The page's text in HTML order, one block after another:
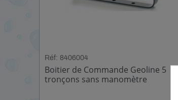
Réf: 8406004
Boitier de Commande Geoline 5
tronçons sans manomètre